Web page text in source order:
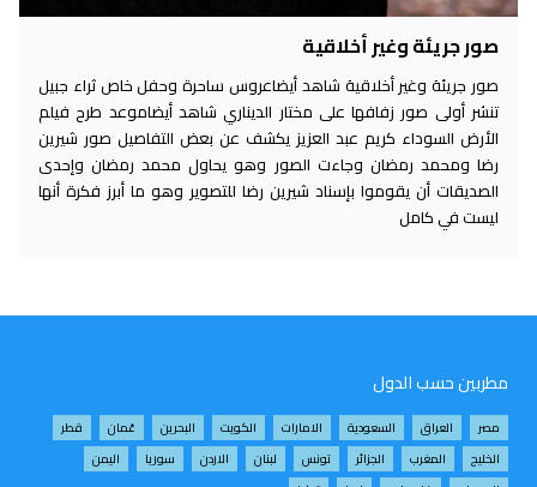
صور جريئة وغير أخلاقية
صور جريئة وغير أخلاقية شاهد أيضاعروس ساحرة وحفل خاص ثراء جبيل
تنشر أولى صور زفافها على مختار الديناري شاهد أيضاموعد طرح فيلم
الأرض السوداء كريم عبد العزيز يكشف عن بعض التفاصيل صور شيرين
رضا ومحمد رمضان وجاءت الصور وهو يحاول محمد رمضان وإحدى
الصديقات أن يقوموا بإسناد شيرين رضا للتصوير وهو ما أبرز فكرة أنها
ليست في كامل
مطربين حسب الدول
مصر العراق السعودية الامارات الكويت البحرين عُمان
قطر
الخليج
المغرب الجزائر تونس لبنان الاردن سوريا
اليمن